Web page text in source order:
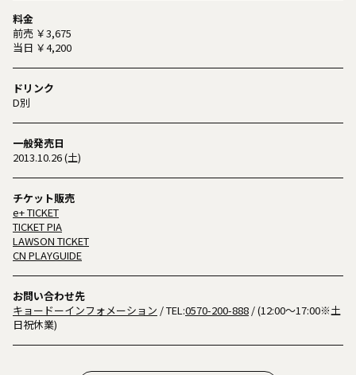
料金
前売 ￥3,675
当日 ￥4,200
ドリンク
D別
一般発売日
2013.10.26 (土)
チケット販売
e+ TICKET
TICKET PIA
LAWSON TICKET
CN PLAYGUIDE
お問い合わせ先
キョードーインフォメーション / TEL:0570-200-888 / (12:00〜17:00※土
日祝休業)